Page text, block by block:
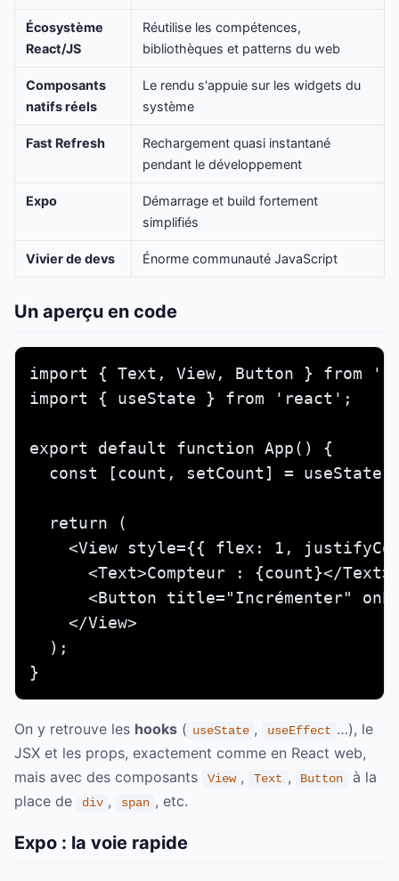
Écosystème
React/JS
Réutilise les compétences,
bibliothèques et patterns du web
Composants
natifs réels
Le rendu s'appuie sur les widgets du
système
Fast Refresh
Rechargement quasi instantané
pendant le développement
Expo
Démarrage et build fortement
simplifiés
Vivier de devs Énorme communauté JavaScript
Un aperçu en code
import { Text, View, Button } from
import { useState } from 'react';
export default function App() {
const [count, setCount] =
  return (
<View style={{ flex: 1,
      <Text>Compteur : {count}</Text>
<Button title="Incrémenter"
    </View>
  );
}
On y retrouve les hooks ( useState , useEffect …), le
JSX et les props, exactement comme en React web,
mais avec des composants
View , Text , Button
à la
place de
div , span , etc.
Expo : la voie rapide